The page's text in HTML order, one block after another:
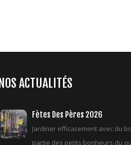
NOS ACTUALITÉS
Fètes Des Pères 2026
Jardiner efficacement avec du
partie des petits bonheurs du